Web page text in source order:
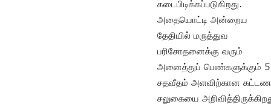
கடைபிடிக்கப்படுகிறது.
அதையொட்டி அன்றைய
தேதியில் மருத்துவ
பரிசோதனைக்கு வரும்
அனைத்துப் பெண்களுக்கும்
சதவீதம் அளவிற்கான கட்டண
சலுகையை